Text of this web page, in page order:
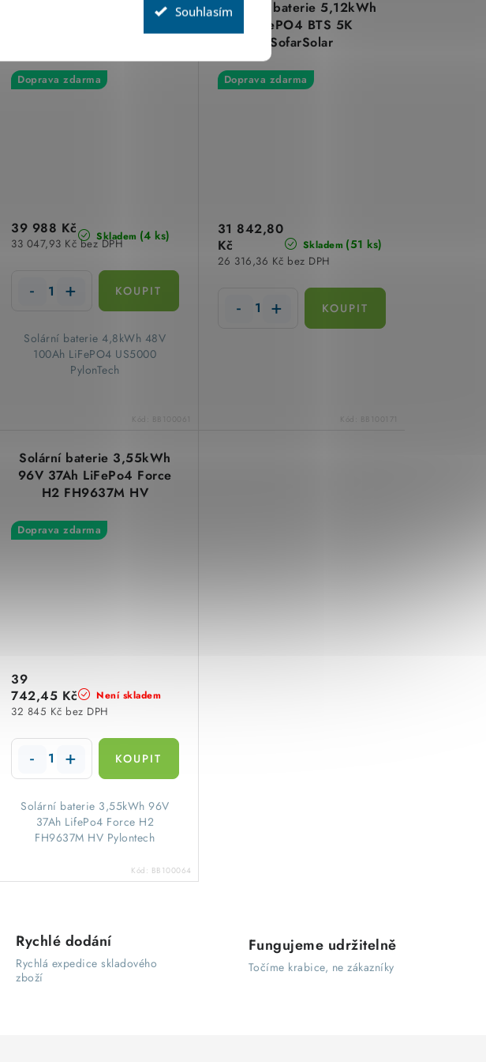
Souhlasím
Solární baterie 4,8kWh
Doprava zdarma
Skladem (4 ks)
33 047,93 Kč bez DPH
39 988 Kč
​Solární baterie 4,8kWh 48V
100Ah LiFePO4 US5000
PylonTech
Kód: BB100061
Solární baterie 5,12kWh
LiFePO4 BTS 5K
SofarSolar
Doprava zdarma
Skladem (51 ks)
26 316,36 Kč bez DPH
31 842,80
Kč
Kód: BB100171
Solární baterie 3,55kWh
96V 37Ah LiFePo4 Force
H2 FH9637M HV
Doprava zdarma
Není skladem
32 845 Kč bez DPH
39
742,45 Kč
​Solární baterie 3,55kWh 96V
37Ah LifePo4 Force H2
FH9637M HV Pylontech
Kód: BB100064
Rychlé dodání
Rychlá expedice skladového
zboží
Fungujeme udržitelně
Točíme krabice, ne zákazníky